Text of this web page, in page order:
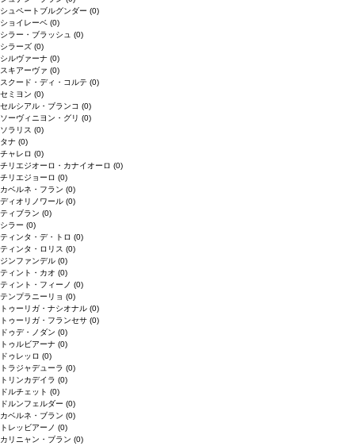
シュペートブルグンダー (0)
ショイレーベ (0)
シラー・ブラッシュ (0)
シラーズ (0)
シルヴァーナ (0)
スキアーヴァ (0)
スクード・ディ・コルテ (0)
セミヨン (0)
セルシアル・ブランコ (0)
ソーヴィニヨン・グリ (0)
ソラリス (0)
タナ (0)
チャレロ (0)
チリエジオーロ・カナイオーロ (0)
チリエジョーロ (0)
カベルネ・フラン (0)
ディオリノワール (0)
ティブラン (0)
シラー (0)
ティンタ・デ・トロ (0)
ティンタ・ロリス (0)
ジンファンデル (0)
ティント・カオ (0)
ティント・フィーノ (0)
テンプラニーリョ (0)
トゥーリガ・ナシオナル (0)
トゥーリガ・フランセサ (0)
ドゥデ・ノダン (0)
トゥルビアーナ (0)
ドゥレッロ (0)
トラジャデューラ (0)
トリンカデイラ (0)
ドルチェット (0)
ドルンフェルダー (0)
カベルネ・ブラン (0)
トレッビアーノ (0)
カリニャン・ブラン (0)